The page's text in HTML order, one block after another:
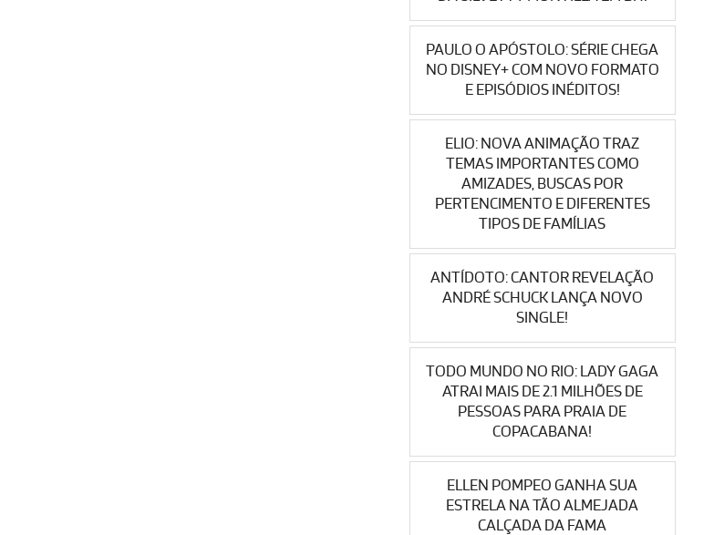
PAULO O APÓSTOLO: SÉRIE CHEGA
NO DISNEY+ COM NOVO FORMATO
E EPISÓDIOS INÉDITOS!
ELIO: NOVA ANIMAÇÃO TRAZ
TEMAS IMPORTANTES COMO
AMIZADES, BUSCAS POR
PERTENCIMENTO E DIFERENTES
TIPOS DE FAMÍLIAS
ANTÍDOTO: CANTOR REVELAÇÃO
ANDRÉ SCHUCK LANÇA NOVO
SINGLE!
TODO MUNDO NO RIO: LADY GAGA
ATRAI MAIS DE 2.1 MILHÕES DE
PESSOAS PARA PRAIA DE
COPACABANA!
ELLEN POMPEO GANHA SUA
ESTRELA NA TÃO ALMEJADA
CALÇADA DA FAMA